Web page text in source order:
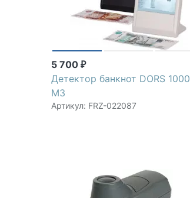
5 700 ₽
Детектор банкнот DORS 1000
M3
Артикул: FRZ-022087